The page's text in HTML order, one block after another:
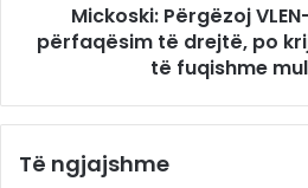
Mickoski: Përgëzoj
përfaqësim të drejtë, po
të fuqishme
Të ngjajshme